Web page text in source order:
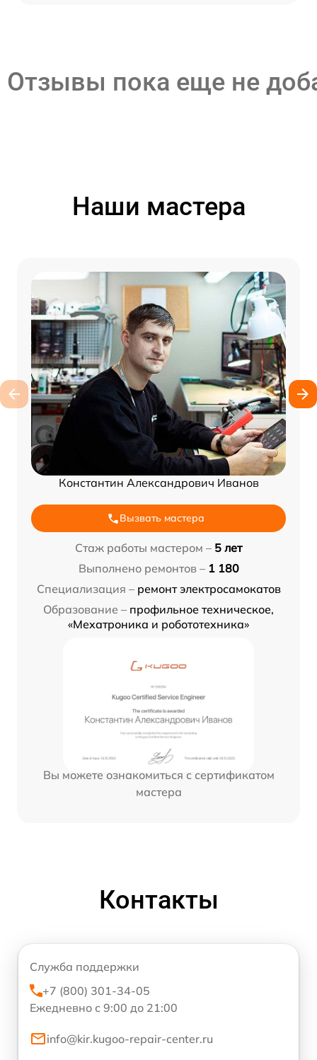
Отзывы пока еще не
Наши мастера
Константин Александрович Иванов
Вызвать мастера
Стаж работы мастером – 5 лет
Выполнено ремонтов – 1 180
Специализация – ремонт электросамокатов
Образование – профильное техническое,
«Мехатроника и робототехника»
Вы можете ознакомиться с сертификатом
мастера
Контакты
Служба поддержки
+7 (800) 301-34-05
Ежедневно с 9:00 до 21:00
info@kir.kugoo-repair-center.ru